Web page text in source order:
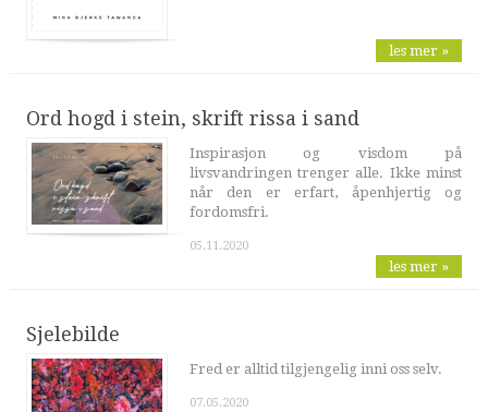
les mer »
Ord hogd i stein, skrift rissa i sand
Inspirasjon og visdom på
livsvandringen trenger alle. Ikke minst
når den er erfart, åpenhjertig og
fordomsfri.
05.11.2020
les mer »
Sjelebilde
Fred er alltid tilgjengelig inni oss selv.
07.05.2020